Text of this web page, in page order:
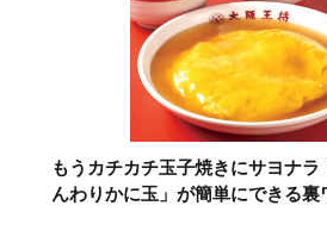
もうカチカチ玉子焼きにサヨナラ
んわりかに玉」が簡単にできる裏